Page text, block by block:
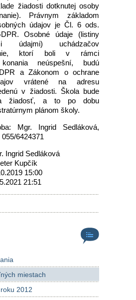
žiadosti dotknutej osoby
Právnym základom
údajov je Čl. 6 ods.
Osobné údaje (listiny
údajmi) uchádzačov
ktorí boli v rámci
konania neúspešní, budú
a Zákonom o ochrane
vrátené na adresu
v žiadosti. Škola bude
žiadosť, a to po dobu
plánom školy.
Mgr. Ingrid Sedláková,
6424371
Ingrid Sedláková
Kupčík
15:00
21:51
miestach
2012